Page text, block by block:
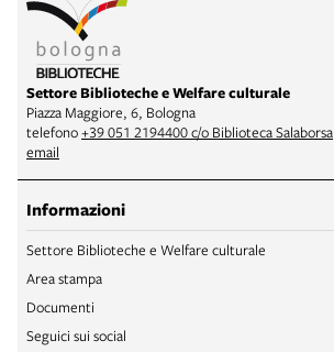
Settore Biblioteche e Welfare culturale
Piazza Maggiore, 6, Bologna
telefono+39 051 2194400 c/o Biblioteca Salaborsa
email
Informazioni
Settore Biblioteche e Welfare culturale
Area stampa
Documenti
Seguici sui social